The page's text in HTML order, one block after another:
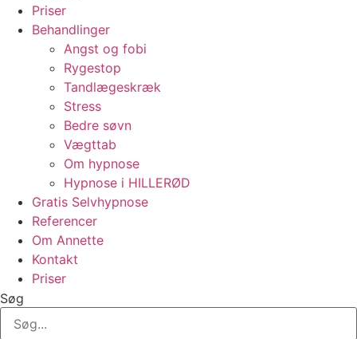
Priser
Behandlinger
Angst og fobi
Rygestop
Tandlægeskræk
Stress
Bedre søvn
Vægttab
Om hypnose
Hypnose i HILLERØD
Gratis Selvhypnose
Referencer
Om Annette
Kontakt
Priser
Søg